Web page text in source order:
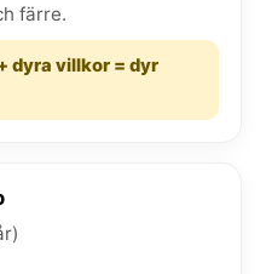
färre.
dyra villkor = dyr